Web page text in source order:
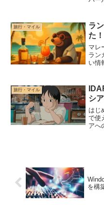
旅行・マイル
ラ
た
マレ
ラン
い情
旅行・マイル
シ
はじ
で使
アへ
を構